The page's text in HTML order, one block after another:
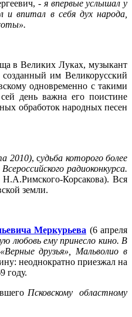
- я впервые услышал у
и впитал в себя дух народа,
в Великих Луках, музыкант
им Великорусский
одновременно с такими
день важна его поистине
обработок народных песен
2010), судьба которогоболее
радиоконкурса.
Корсакова). Вся
земли.
Меркурьева (6 апреля
любовь ему принесло кино. В
друзья», Мальволио в
неоднократно приезжал на
году.
Псковскому областному